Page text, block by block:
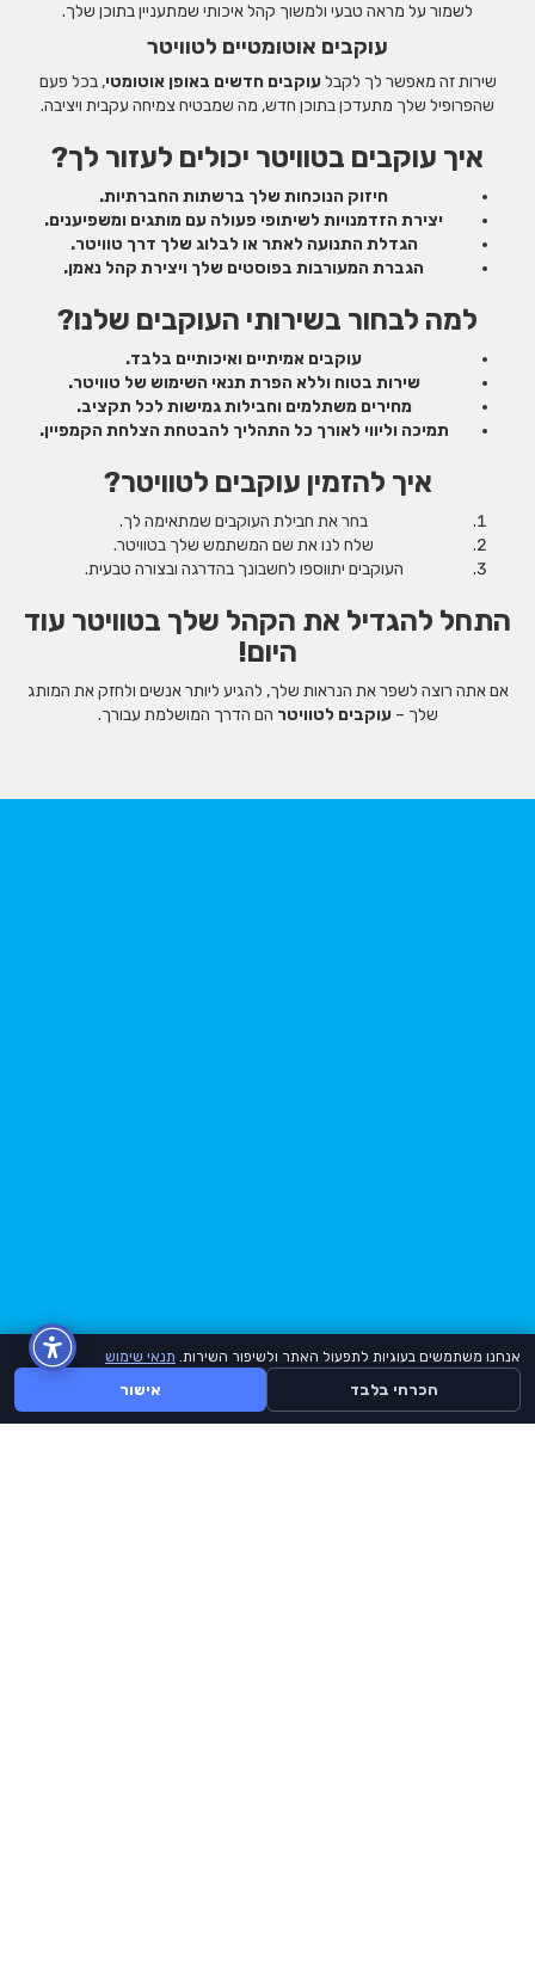
לשמור על מראה טבעי ולמשוך קהל איכותי שמתעניין בתוכן שלך.
עוקבים אוטומטיים לטוויטר
שירות זה מאפשר לך לקבל עוקבים חדשים באופן אוטומטי, בכל פעם
שהפרופיל שלך מתעדכן בתוכן חדש, מה שמבטיח צמיחה עקבית ויציבה.
איך עוקבים בטוויטר יכולים לעזור לך?
חיזוק הנוכחות שלך ברשתות החברתיות.
יצירת הזדמנויות לשיתופי פעולה עם מותגים ומשפיענים.
הגדלת התנועה לאתר או לבלוג שלך דרך טוויטר.
הגברת המעורבות בפוסטים שלך ויצירת קהל נאמן.
למה לבחור בשירותי העוקבים שלנו?
עוקבים אמיתיים ואיכותיים בלבד.
שירות בטוח וללא הפרת תנאי השימוש של טוויטר.
מחירים משתלמים וחבילות גמישות לכל תקציב.
תמיכה וליווי לאורך כל התהליך להבטחת הצלחת הקמפיין.
איך להזמין עוקבים לטוויטר?
בחר את חבילת העוקבים שמתאימה לך.
שלח לנו את שם המשתמש שלך בטוויטר.
העוקבים יתווספו לחשבונך בהדרגה ובצורה טבעית.
התחל להגדיל את הקהל שלך בטוויטר עוד
היום!
אם אתה רוצה לשפר את הנראות שלך, להגיע ליותר אנשים ולחזק את המותג
שלך – עוקבים לטוויטר הם הדרך המושלמת עבורך.
אנחנו משתמשים בעוגיות לתפעול האתר ולשיפור השירות. תנאי שימוש
הכרחי בלבד אישור